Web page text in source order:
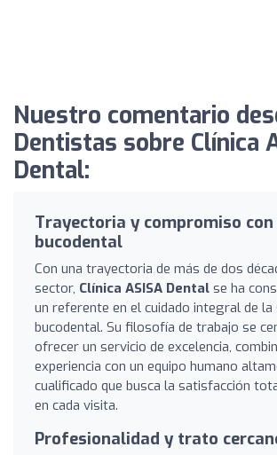
Nuestro comentario
Dentistas sobre Clínica
Dental:
Trayectoria y compromiso
bucodental
Con una trayectoria de más de dos
sector, Clínica ASISA Dental se ha
un referente en el cuidado integral de la
bucodental. Su filosofía de trabajo se
ofrecer un servicio de excelencia,
experiencia con un equipo humano
cualificado que busca la satisfacción
en cada visita.
Profesionalidad y trato